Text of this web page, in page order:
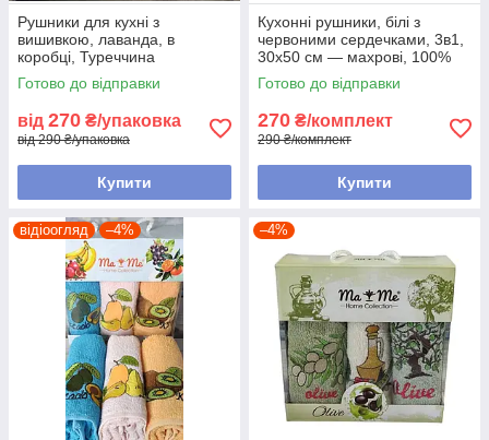
Рушники для кухні з
вишивкою, лаванда, в
коробці, Туреччина
Готово до відправки
від 270 ₴/упаковка
від 290 ₴/упаковка
Купити
Кухонні рушники, білі з
червоними сердечками, 3в1,
30х50 см — махрові, 100%
бавовна, Туреччина
Готово до відправки
270 ₴/комплект
290 ₴/комплект
Купити
відіоогляд –4% –4%